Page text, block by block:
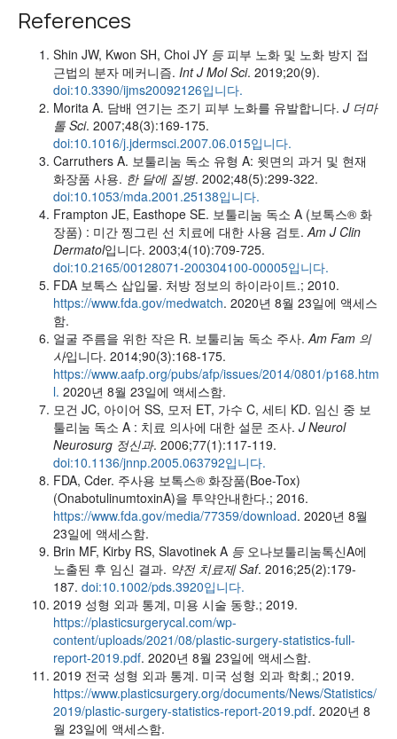
References
Shin JW, Kwon SH, Choi JY 등 피부 노화 및 노화 방지 접
근법의 분자 메커니즘. Int J Mol Sci. 2019;20(9).
doi:10.3390/ijms20092126입니다.
Morita A. 담배 연기는 조기 피부 노화를 유발합니다. J 더마
톨 Sci. 2007;48(3):169-175.
doi:10.1016/j.jdermsci.2007.06.015입니다.
Carruthers A. 보툴리눔 독소 유형 A: 윗면의 과거 및 현재
화장품 사용. 한 달에 질병. 2002;48(5):299-322.
doi:10.1053/mda.2001.25138입니다.
Frampton JE, Easthope SE. 보툴리눔 독소 A (보톡스® 화
장품) : 미간 찡그린 선 치료에 대한 사용 검토.Am J Clin
Dermatol입니다. 2003;4(10):709-725.
doi:10.2165/00128071-200304100-00005입니다.
FDA 보톡스 삽입물. 처방 정보의 하이라이트.; 2010.
https://www.fda.gov/medwatch. 2020년 8월 23일에 액세스
함.
얼굴 주름을 위한 작은 R. 보툴리눔 독소 주사.Am Fam 의
사입니다. 2014;90(3):168-175.
https://www.aafp.org/pubs/afp/issues/2014/0801/p168.htm
l. 2020년 8월 23일에 액세스함.
모건 JC, 아이어 SS, 모저 ET, 가수 C, 세티 KD. 임신 중 보
툴리눔 독소 A : 치료 의사에 대한 설문 조사. J Neurol
Neurosurg 정신과. 2006;77(1):117-119.
doi:10.1136/jnnp.2005.063792입니다.
FDA, Cder. 주사용 보톡스® 화장품(Boe-Tox)
(OnabotulinumtoxinA)을 투약안내한다.; 2016.
https://www.fda.gov/media/77359/download. 2020년 8월
23일에 액세스함.
Brin MF, Kirby RS, Slavotinek A 등 오나보툴리눔톡신A에
노출된 후 임신 결과. 약전 치료제 Saf. 2016;25(2):179-
187. doi:10.1002/pds.3920입니다.
2019 성형 외과 통계, 미용 시술 동향.; 2019.
https://plasticsurgerycal.com/wp-
content/uploads/2021/08/plastic-surgery-statistics-full-
report-2019.pdf. 2020년 8월 23일에 액세스함.
2019 전국 성형 외과 통계. 미국 성형 외과 학회.; 2019.
https://www.plasticsurgery.org/documents/News/Statistics/
2019/plastic-surgery-statistics-report-2019.pdf. 2020년 8
월 23일에 액세스함.